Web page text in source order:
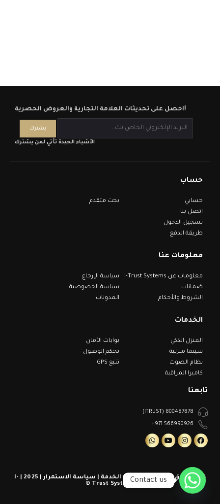
احصل على تحديثات العلامة التجارية والعروض الحصرية!
الأشياء الجيدة تأتي لمن يشترك
حساب
حسابي
اتصل بنا
تسجيل الدخول
طريقة الدفع
بحث متقدم
معلومات عنا
معلومات عن I-Trust Systems
ضمانات
الشروط والأحكام
سياسة الإرجاع
سياسة الخصوصية
المدونات
الخدمات
المنزل الذكي
سينما منزلية
نظام الصوت
كاميرا المراقبة
بوابات الأمان
تحكم الوصول
تتبع GPS
تابعنا
800487878 (ITRUST)
566990926 971+
كل الحقوق محفوظة | شروط الخدمة | سياسة الاستمرار | 2025 | I-
Trust Systems ©Contact us